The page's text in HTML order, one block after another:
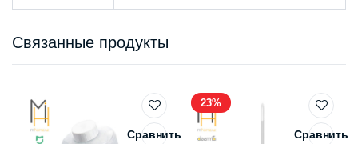
Связанные продукты
Сравнить
23%
Сравнить